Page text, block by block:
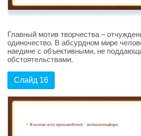
Главный мотив творчества –
одиночество. В абсурдном мире
наедине с объективными, не
обстоятельствами.
Слайд 16